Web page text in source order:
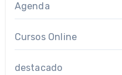
Agenda
Cursos Online
destacado